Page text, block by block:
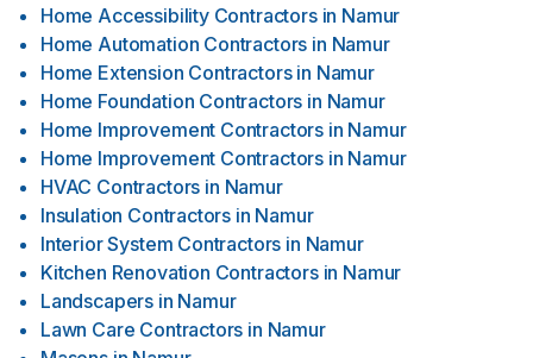
Home Accessibility Contractors in Namur
Home Automation Contractors in Namur
Home Extension Contractors in Namur
Home Foundation Contractors in Namur
Home Improvement Contractors in Namur
Home Improvement Contractors in Namur
HVAC Contractors in Namur
Insulation Contractors in Namur
Interior System Contractors in Namur
Kitchen Renovation Contractors in Namur
Landscapers in Namur
Lawn Care Contractors in Namur